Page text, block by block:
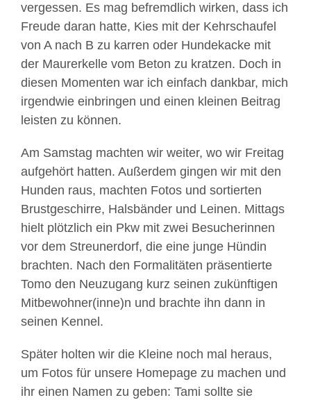
vergessen. Es mag befremdlich wirken, dass ich
Freude daran hatte, Kies mit der Kehrschaufel
von A nach B zu karren oder Hundekacke mit
der Maurerkelle vom Beton zu kratzen. Doch in
diesen Momenten war ich einfach dankbar, mich
irgendwie einbringen und einen kleinen Beitrag
leisten zu können.
Am Samstag machten wir weiter, wo wir Freitag
aufgehört hatten. Außerdem gingen wir mit den
Hunden raus, machten Fotos und sortierten
Brustgeschirre, Halsbänder und Leinen. Mittags
hielt plötzlich ein Pkw mit zwei Besucherinnen
vor dem Streunerdorf, die eine junge Hündin
brachten. Nach den Formalitäten präsentierte
Tomo den Neuzugang kurz seinen zukünftigen
Mitbewohner(inne)n und brachte ihn dann in
seinen Kennel.
Später holten wir die Kleine noch mal heraus,
um Fotos für unsere Homepage zu machen und
ihr einen Namen zu geben: Tami sollte sie